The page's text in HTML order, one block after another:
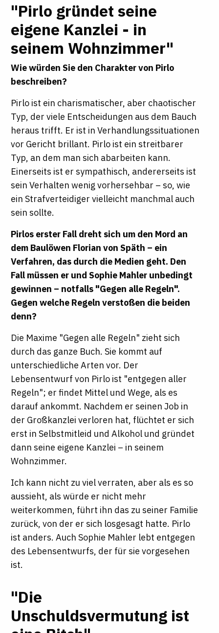
"Pirlo gründet seine
eigene Kanzlei - in
seinem Wohnzimmer"
Wie würden Sie den Charakter von Pirlo
beschreiben?
Pirlo ist ein charismatischer, aber chaotischer
Typ, der viele Entscheidungen aus dem Bauch
heraus trifft. Er ist in Verhandlungssituationen
vor Gericht brillant. Pirlo ist ein streitbarer
Typ, an dem man sich abarbeiten kann.
Einerseits ist er sympathisch, andererseits ist
sein Verhalten wenig vorhersehbar – so, wie
ein Strafverteidiger vielleicht manchmal auch
sein sollte.
Pirlos erster Fall dreht sich um den Mord an
dem Baulöwen Florian von Späth – ein
Verfahren, das durch die Medien geht. Den
Fall müssen er und Sophie Mahler unbedingt
gewinnen – notfalls "Gegen alle Regeln".
Gegen welche Regeln verstoßen die beiden
denn?
Die Maxime "Gegen alle Regeln" zieht sich
durch das ganze Buch. Sie kommt auf
unterschiedliche Arten vor. Der
Lebensentwurf von Pirlo ist "entgegen aller
Regeln"; er findet Mittel und Wege, als es
darauf ankommt. Nachdem er seinen Job in
der Großkanzlei verloren hat, flüchtet er sich
erst in Selbstmitleid und Alkohol und gründet
dann seine eigene Kanzlei – in seinem
Wohnzimmer.
Ich kann nicht zu viel verraten, aber als es so
aussieht, als würde er nicht mehr
weiterkommen, führt ihn das zu seiner Familie
zurück, von der er sich losgesagt hatte. Pirlo
ist anders. Auch Sophie Mahler lebt entgegen
des Lebensentwurfs, der für sie vorgesehen
ist.
"Die
Unschuldsvermutung ist